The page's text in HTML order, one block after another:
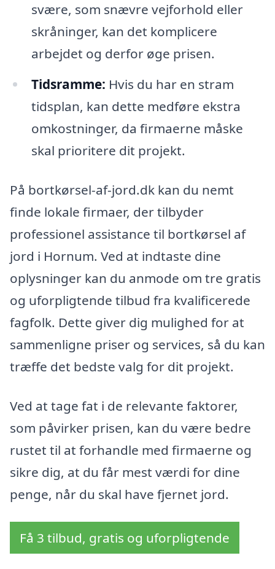
svære, som snævre vejforhold eller
skråninger, kan det komplicere
arbejdet og derfor øge prisen.
Tidsramme: Hvis du har en stram
tidsplan, kan dette medføre ekstra
omkostninger, da firmaerne måske
skal prioritere dit projekt.
På bortkørsel-af-jord.dk kan du nemt
finde lokale firmaer, der tilbyder
professionel assistance til bortkørsel af
jord i Hornum. Ved at indtaste dine
oplysninger kan du anmode om tre gratis
og uforpligtende tilbud fra kvalificerede
fagfolk. Dette giver dig mulighed for at
sammenligne priser og services, så du kan
træffe det bedste valg for dit projekt.
Ved at tage fat i de relevante faktorer,
som påvirker prisen, kan du være bedre
rustet til at forhandle med firmaerne og
sikre dig, at du får mest værdi for dine
penge, når du skal have fjernet jord.
Få 3 tilbud, gratis og uforpligtende